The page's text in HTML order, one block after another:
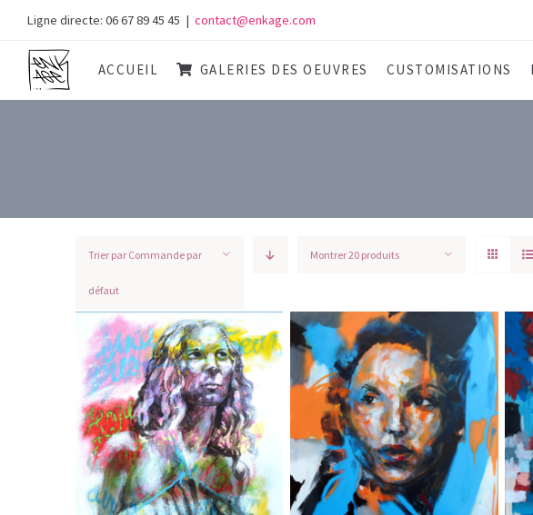
content
Ligne directe: 06 67 89 45 45 | contact@enkage.com
ACCUEIL GALERIES DES OEUVRES CUSTOMISATIONS
Trier par Commande par
défaut
Montrer20 produits